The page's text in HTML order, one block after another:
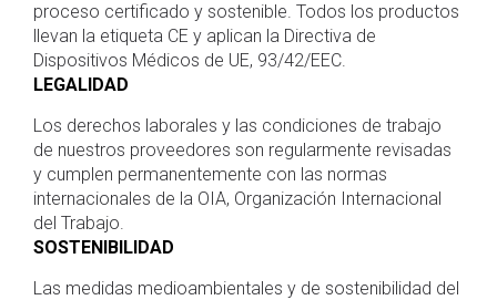
proceso certificado y sostenible. Todos los productos
llevan la etiqueta CE y aplican la Directiva de
Dispositivos Médicos de UE, 93/42/EEC.
LEGALIDAD
Los derechos laborales y las condiciones de trabajo
de nuestros proveedores son regularmente revisadas
y cumplen permanentemente con las normas
internacionales de la OIA, Organización Internacional
del Trabajo.
SOSTENIBILIDAD
Las medidas medioambientales y de sostenibilidad del